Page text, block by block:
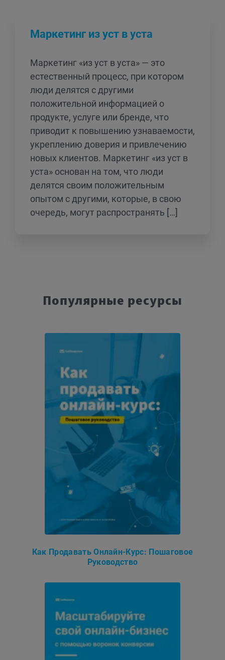
Маркетинг из уст в уста
Маркетинг «из уст в уста» — это
естественный процесс, при котором
люди делятся с другими
положительной информацией о
продукте, услуге или бренде, что
приводит к повышению узнаваемости,
укреплению доверия и привлечению
новых клиентов. Маркетинг «из уст в
уста» основан на том, что люди
делятся своим положительным
опытом с другими, которые, в свою
очередь, могут распространять […]
Популярные ресурсы
Как Продавать Онлайн-Курс: Пошаговое
Руководство